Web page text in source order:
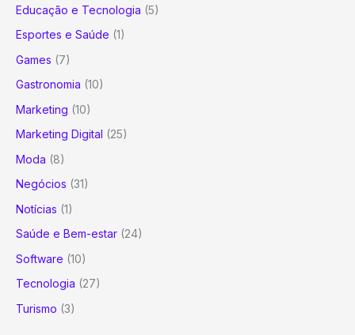
Educação e Tecnologia (5)
Esportes e Saúde (1)
Games (7)
Gastronomia (10)
Marketing (10)
Marketing Digital (25)
Moda (8)
Negócios (31)
Notícias (1)
Saúde e Bem-estar (24)
Software (10)
Tecnologia (27)
Turismo (3)